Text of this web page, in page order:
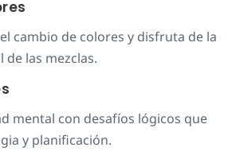
cambio de colores y disfruta de la
de las mezclas.
mental con desafíos lógicos que
y planificación.